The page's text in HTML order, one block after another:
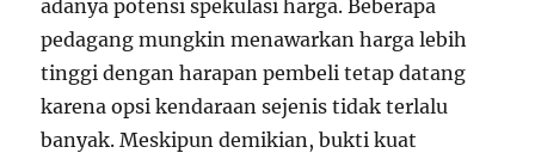
adanya potensi spekulasi harga. Beberapa
pedagang mungkin menawarkan harga lebih
tinggi dengan harapan pembeli tetap datang
karena opsi kendaraan sejenis tidak terlalu
banyak. Meskipun demikian, bukti kuat